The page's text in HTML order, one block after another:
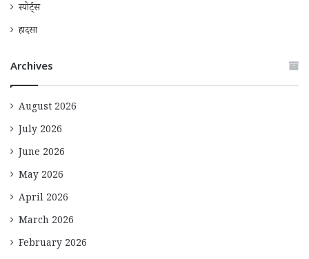
स्पोर्ट्स
हादसा
Archives
August 2026
July 2026
June 2026
May 2026
April 2026
March 2026
February 2026